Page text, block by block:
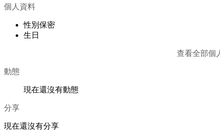
個人資料
性別 保密
生日
查看全部個
動態
現在還沒有動態
分享
現在還沒有分享